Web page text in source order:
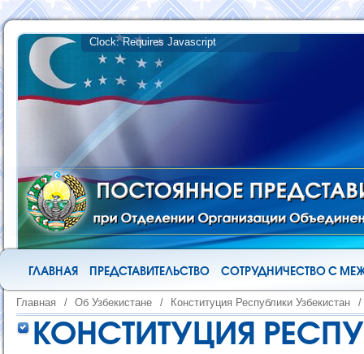
ГЛАВНАЯ ПРЕДСТАВИТЕЛЬСТВО СОТРУДНИЧЕСТВО С
Главная / Об Узбекистане / Конституция Республики Узбекистан /
КОНСТИТУЦИЯ